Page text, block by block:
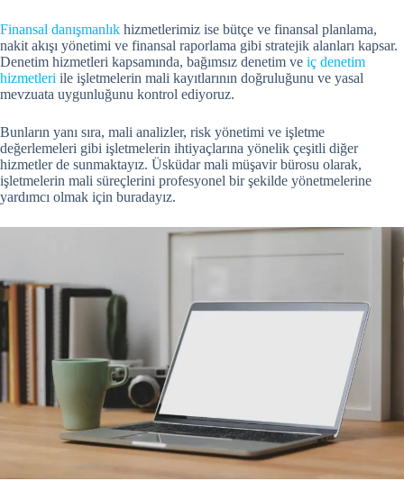
Finansal danışmanlık hizmetlerimiz ise bütçe ve finansal planlama,
nakit akışı yönetimi ve finansal raporlama gibi stratejik alanları kapsar.
Denetim hizmetleri kapsamında, bağımsız denetim ve iç denetim
hizmetleri ile işletmelerin mali kayıtlarının doğruluğunu ve yasal
mevzuata uygunluğunu kontrol ediyoruz.
Bunların yanı sıra, mali analizler, risk yönetimi ve işletme
değerlemeleri gibi işletmelerin ihtiyaçlarına yönelik çeşitli diğer
hizmetler de sunmaktayız. Üsküdar mali müşavir bürosu olarak,
işletmelerin mali süreçlerini profesyonel bir şekilde yönetmelerine
yardımcı olmak için buradayız.